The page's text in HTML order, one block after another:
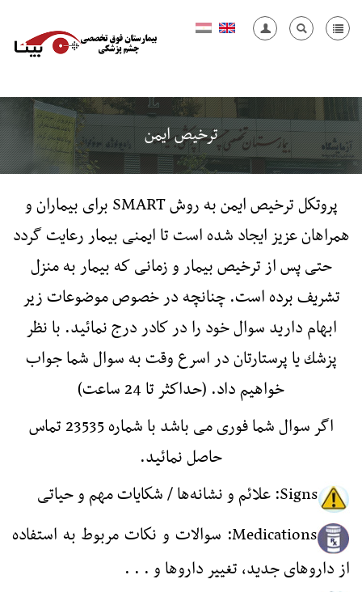
ترخیص ایمن
پروتكل ترخیص ایمن به روشSMART برای بیماران و
همراهان عزیز ایجاد شده است تا ایمنی بیمار رعایت گردد
حتی پس از ترخیص بیمار و زمانی كه بیمار به منزل
تشریف برده است. چنانچه در خصوص موضوعات زیر
ابهام دارید سوال خود را در كادر درج نمائید. با نظر
پزشك یا پرستارتان در اسرع وقت به سوال شما جواب
خواهیم داد. (حداكثر تا 24 ساعت)
اگر سوال شما فوری می باشد با شماره 23535 تماس
حاصل نمائید.
Signs‏:‏‎ ‎علائم و نشانه‌ها / شكایات مهم و حیاتی ‏
Medications‏: سوالات و نكات مربوط به استفاده
از داروهای جدید، تغییر داروها و . . . ‏